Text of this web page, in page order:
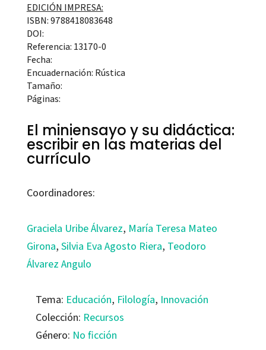
EDICIÓN IMPRESA:
ISBN: 9788418083648
DOI:
Referencia: 13170-0
Fecha:
Encuadernación: Rústica
Tamaño:
Páginas:
El miniensayo y su didáctica:
escribir en las materias del
currículo
Coordinadores:
Graciela Uribe Álvarez, María Teresa Mateo
Girona, Silvia Eva Agosto Riera, Teodoro
Álvarez Angulo
Tema: Educación, Filología, Innovación
Colección: Recursos
Género: No ficción